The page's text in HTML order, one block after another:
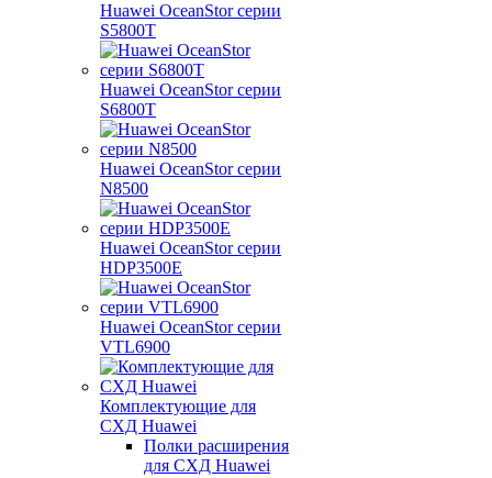
Huawei OceanStor серии
S5800T
Huawei OceanStor серии
S6800T
Huawei OceanStor серии
N8500
Huawei OceanStor серии
HDP3500E
Huawei OceanStor серии
VTL6900
Комплектующие для
СХД Huawei
Полки расширения
для СХД Huawei